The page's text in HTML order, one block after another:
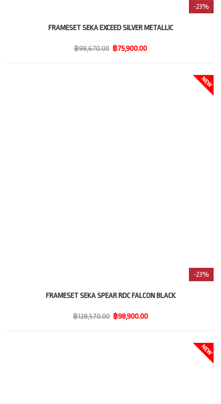
-23%
FRAMESET SEKA EXCEED SILVER METALLIC
฿98,670.00 ฿75,900.00
-23%
FRAMESET SEKA SPEAR RDC FALCON BLACK
฿128,570.00 ฿98,900.00